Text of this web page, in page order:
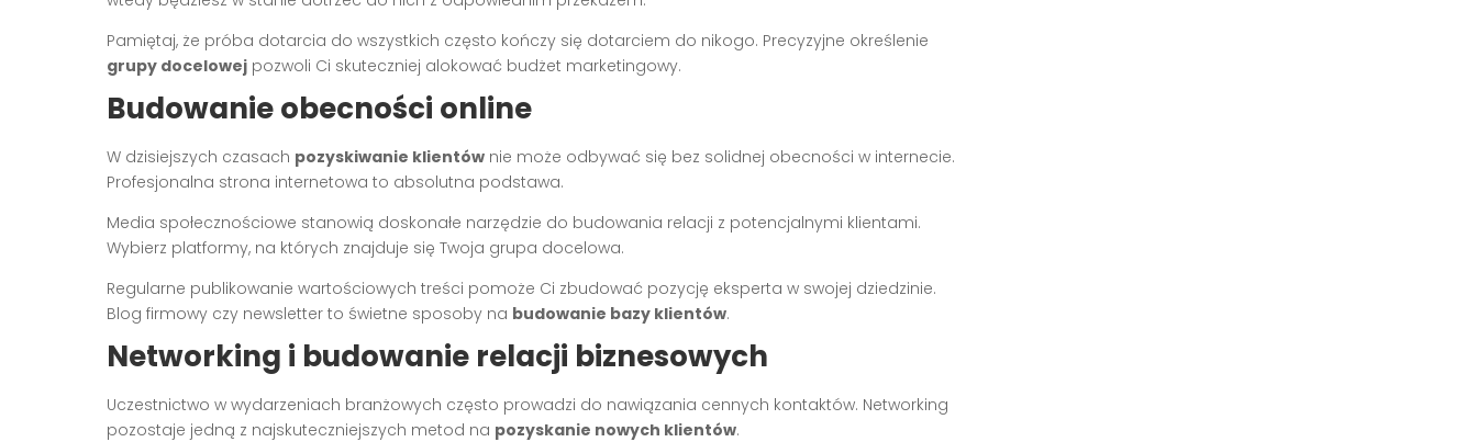
Pamiętaj, że próba dotarcia do wszystkich często kończy się dotarciem do nikogo. Precyzyjne określenie
grupy docelowej pozwoli Ci skuteczniej alokować budżet marketingowy.
Budowanie obecności online
W dzisiejszych czasach pozyskiwanie klientów nie może odbywać się bez solidnej obecności w internecie.
Profesjonalna strona internetowa to absolutna podstawa.
Media społecznościowe stanowią doskonałe narzędzie do budowania relacji z potencjalnymi klientami.
Wybierz platformy, na których znajduje się Twoja grupa docelowa.
Regularne publikowanie wartościowych treści pomoże Ci zbudować pozycję eksperta w swojej dziedzinie.
Blog firmowy czy newsletter to świetne sposoby na budowanie bazy klientów.
Networking i budowanie relacji biznesowych
Uczestnictwo w wydarzeniach branżowych często prowadzi do nawiązania cennych kontaktów. Networking
pozostaje jedną z najskuteczniejszych metod na pozyskanie nowych klientów.